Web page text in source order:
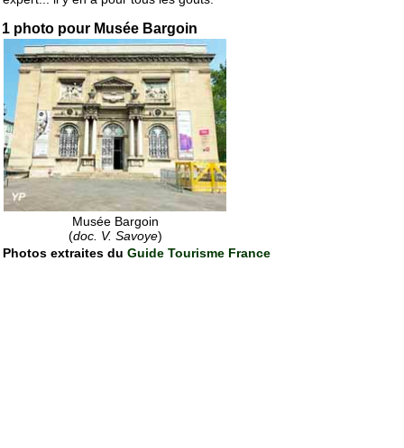
1 photo pour Musée Bargoin
Musée Bargoin
(doc. V. Savoye)
Photos extraites du Guide Tourisme France